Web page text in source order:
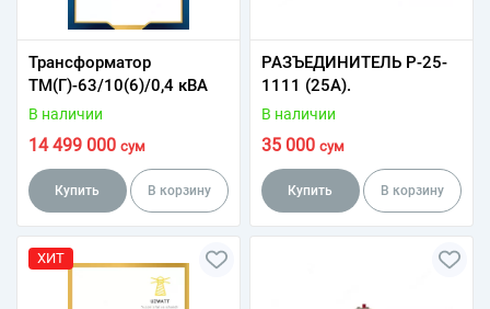
Трансформатор
ТМ(Г)-63/10(6)/0,4 кВА
В наличии
14 499 000 сум
Купить В корзину
РАЗЪЕДИНИТЕЛЬ Р-25-
1111 (25А).
В наличии
35 000 сум
Купить В корзину
ХИТ